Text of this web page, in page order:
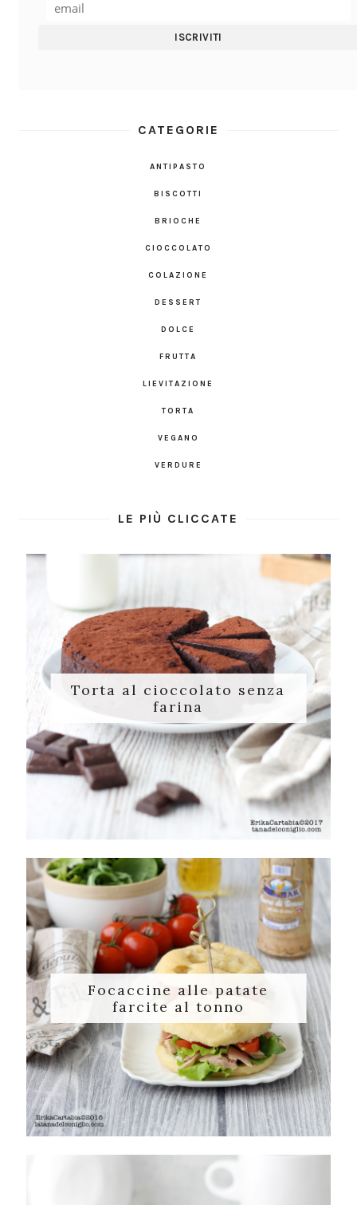
CATEGORIE
ANTIPASTO
BISCOTTI
BRIOCHE
CIOCCOLATO
COLAZIONE
DESSERT
DOLCE
FRUTTA
LIEVITAZIONE
TORTA
VEGANO
VERDURE
LE PIÙ CLICCATE
Torta al cioccolato senza
farina
Focaccine alle patate
farcite al tonno